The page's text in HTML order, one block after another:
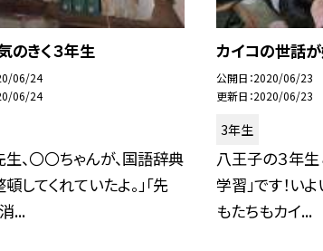
のきく３年生
06/24
06/24
生、〇〇ちゃんが、国語辞典
してくれていたよ。」「先
...
カイコの世話が
公開日 2020/06/23
更新日 2020/06/23
3年生
八王子の３年生
学習」です！い
もたちもカイ...